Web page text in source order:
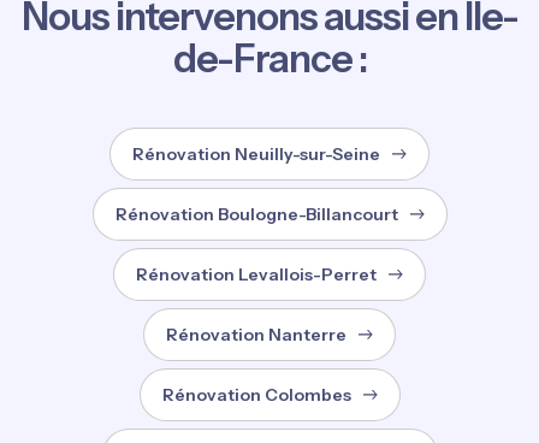
Nous intervenons aussi en Île-
de-France :
Rénovation Neuilly-sur-Seine
Rénovation Boulogne-Billancourt
Rénovation Levallois-Perret
Rénovation Nanterre
Rénovation Colombes